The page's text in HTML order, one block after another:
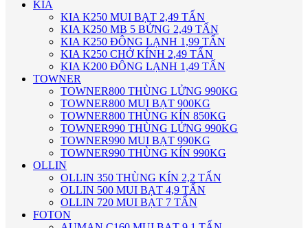
KIA
KIA K250 MUI BẠT 2,49 TẤN
KIA K250 MB 5 BỬNG 2,49 TẤN
KIA K250 ĐÔNG LẠNH 1,99 TẤN
KIA K250 CHỞ KÍNH 2,49 TẤN
KIA K200 ĐÔNG LẠNH 1,49 TẤN
TOWNER
TOWNER800 THÙNG LỬNG 990KG
TOWNER800 MUI BẠT 900KG
TOWNER800 THÙNG KÍN 850KG
TOWNER990 THÙNG LỬNG 990KG
TOWNER990 MUI BẠT 990KG
TOWNER990 THÙNG KÍN 990KG
OLLIN
OLLIN 350 THÙNG KÍN 2,2 TẤN
OLLIN 500 MUI BẠT 4,9 TẤN
OLLIN 720 MUI BẠT 7 TẤN
FOTON